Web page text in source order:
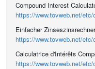
Compound Interest
https://www.tovweb.net/
Einfacher Zinseszinsrechner
https://www.tovweb.net/
Calculatrice d'Intérêts
https://www.tovweb.net/